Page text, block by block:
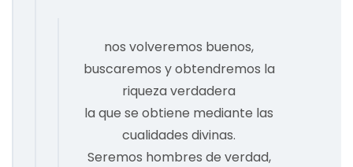
nos volveremos buenos,
buscaremos y obtendremos la
riqueza verdadera
la que se obtiene mediante las
cualidades divinas.
Seremos hombres de verdad,